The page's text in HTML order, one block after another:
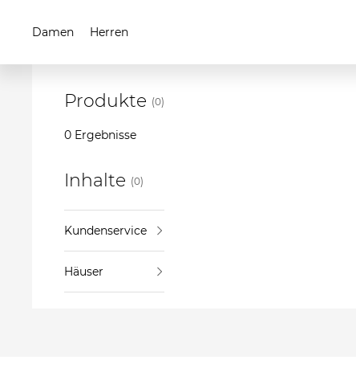
Damen Herren
Produkte (0)
0 Ergebnisse
Inhalte (0)
Kundenservice
Häuser